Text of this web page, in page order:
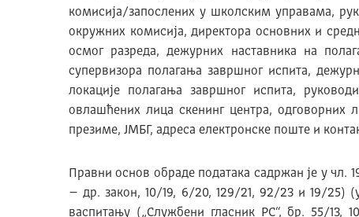
комисија/запослених у школским управама,
окружних комисија, директора основних и
осмог разреда, дежурних наставника на
супервизора полагања завршног испита,
локације полагања завршног испита,
овлашћених лица скенинг центра, одговорних
презиме, ЈМБГ, адреса електронске поште и
Правни основ обраде података садржан је у чл.
– др. закон, 10/19, 6/20, 129/21, 92/23 и 19/25)
васпитању („Службени гласник РС“, бр. 55/